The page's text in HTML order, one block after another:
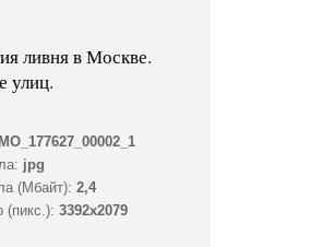
ливня в Москве.
улиц.
jpg
(Мбайт): 2,4
(пикс.): 3392x2079